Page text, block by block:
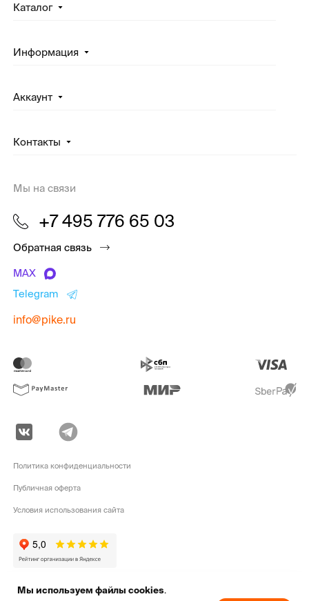
Каталог
Информация
Аккаунт
Контакты
Мы на связи
+7 495 776 65 03
Обратная связь
MAX
Telegram
info@pike.ru
pike.ru © 2010 - 2026 | Высококачественная
Политика конфиденциальности
Публичная оферта
Условия использования сайта
Мы используем файлы cookies.